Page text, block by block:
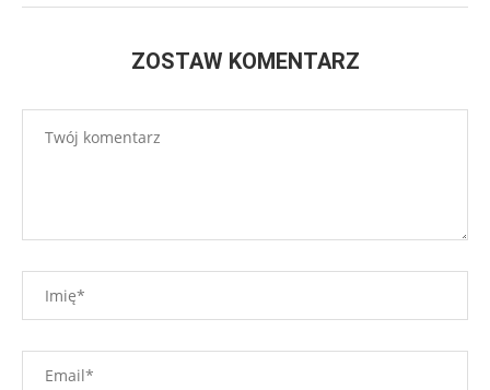
ZOSTAW KOMENTARZ